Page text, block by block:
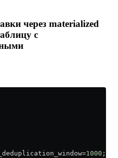
через materialized
с
=1000 ;